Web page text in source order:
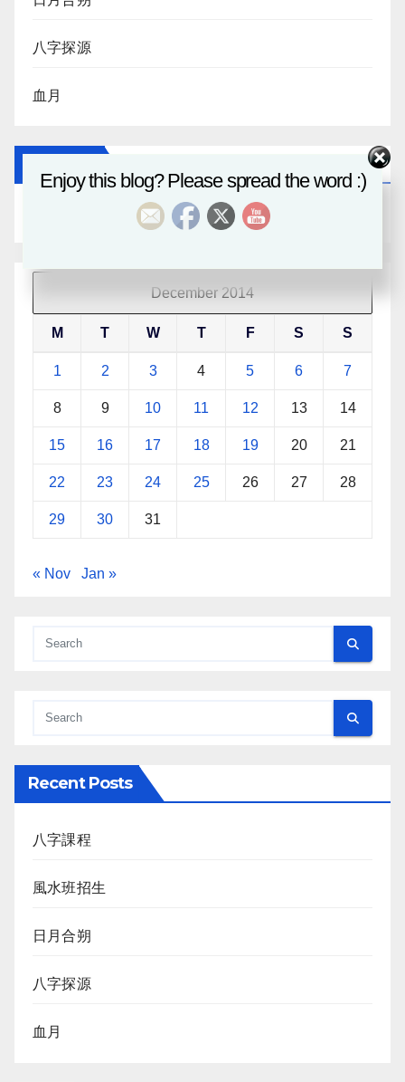
八字探源
血月
December 2014
M T W T F S S
1 2 3 4 5 6 7
8 9 10 11 12 13 14
15 16 17 18 19 20 21
22 23 24 25 26 27 28
29 30 31
« Nov Jan »
Recent Posts
八字課程
風水班招生
日月合朔
八字探源
血月
Enjoy this blog? Please spread the word :)